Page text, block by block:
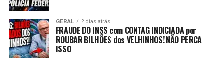
GERAL 2 dias atrás
FRAUDE DO INSS com CONTAG INDICIADA por
ROUBAR BILHÕES dos VELHINHOS! NÃO PERCA
ISSO